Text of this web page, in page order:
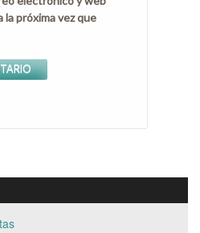
próxima vez que